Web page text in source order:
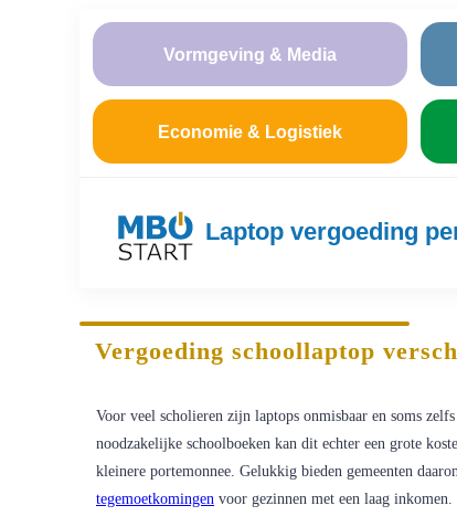
Vormgeving & Media
Economie & Logistiek
Laptop vergoeding
Vergoeding schoollaptop
Voor veel scholieren zijn laptops onmisbaar en soms
noodzakelijke schoolboeken kan dit echter een grote
kleinere portemonnee. Gelukkig bieden gemeenten
tegemoetkomingen voor gezinnen met een laag